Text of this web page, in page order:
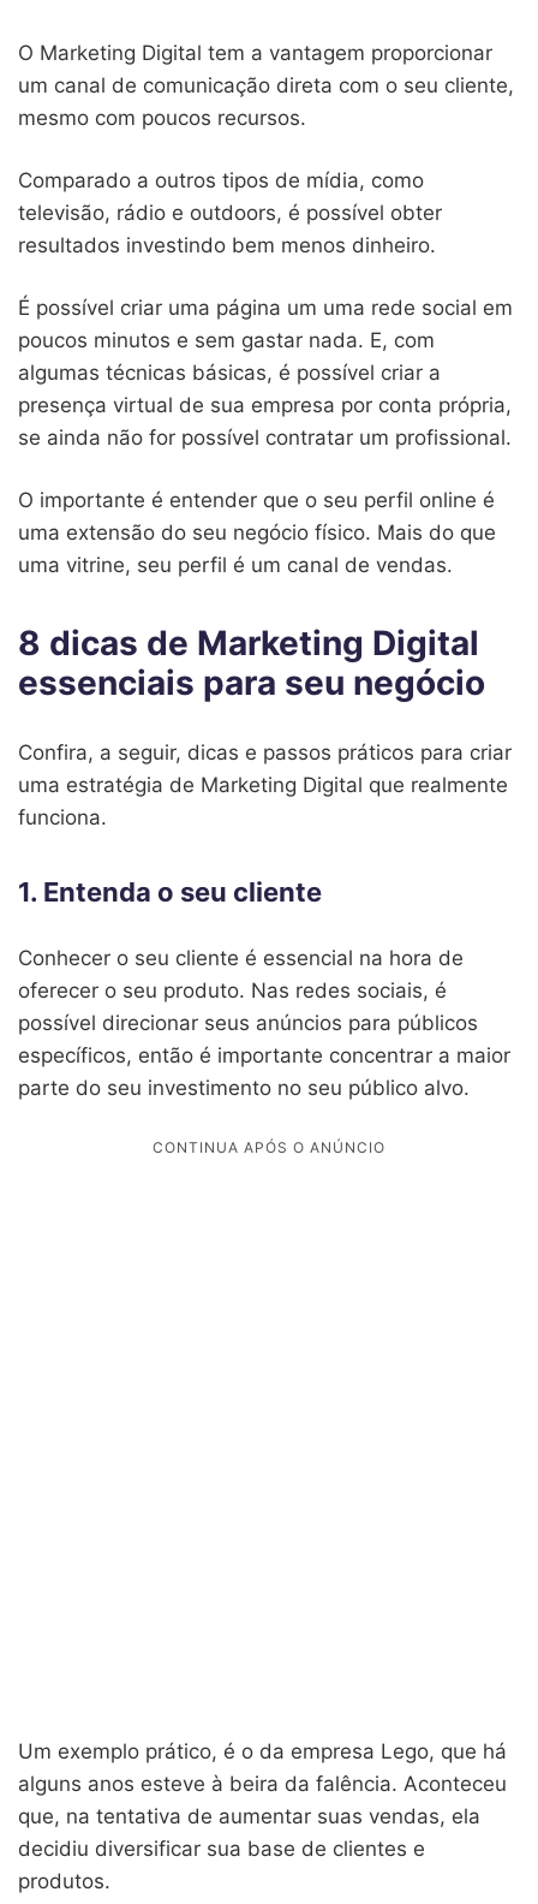
O Marketing Digital tem a vantagem proporcionar
um canal de comunicação direta com o seu cliente,
mesmo com poucos recursos.
Comparado a outros tipos de mídia, como
televisão, rádio e outdoors, é possível obter
resultados investindo bem menos dinheiro.
É possível criar uma página um uma rede social em
poucos minutos e sem gastar nada. E, com
algumas técnicas básicas, é possível criar a
presença virtual de sua empresa por conta própria,
se ainda não for possível contratar um profissional.
O importante é entender que o seu perfil online é
uma extensão do seu negócio físico. Mais do que
uma vitrine, seu perfil é um canal de vendas.
8 dicas de Marketing Digital
essenciais para seu negócio
Confira, a seguir, dicas e passos práticos para criar
uma estratégia de Marketing Digital que realmente
funciona.
1. Entenda o seu cliente
Conhecer o seu cliente é essencial na hora de
oferecer o seu produto. Nas redes sociais, é
possível direcionar seus anúncios para públicos
específicos, então é importante concentrar a maior
parte do seu investimento no seu público alvo.
Um exemplo prático, é o da empresa Lego, que há
alguns anos esteve à beira da falência. Aconteceu
que, na tentativa de aumentar suas vendas, ela
decidiu diversificar sua base de clientes e
produtos.